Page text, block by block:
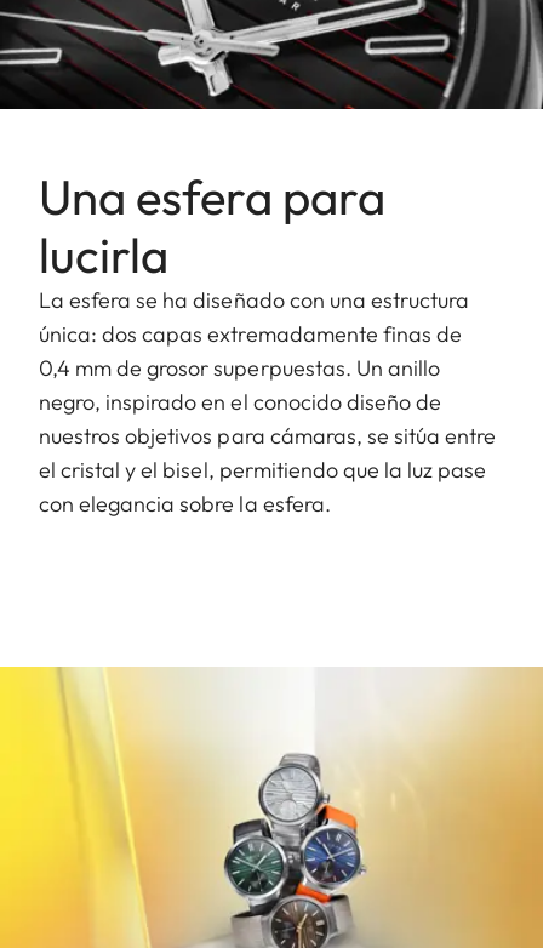
Una esfera para
lucirla
La esfera se ha diseñado con una estructura
única: dos capas extremadamente finas de
0,4 mm de grosor superpuestas. Un anillo
negro, inspirado en el conocido diseño de
nuestros objetivos para cámaras, se sitúa entre
el cristal y el bisel, permitiendo que la luz pase
con elegancia sobre la esfera.